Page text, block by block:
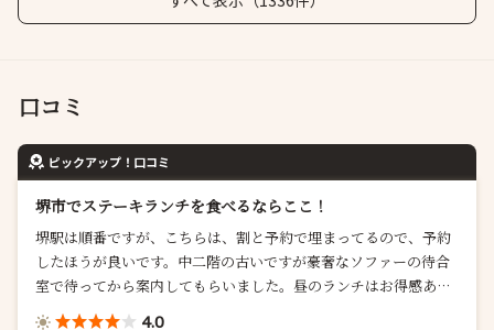
口コミ
ピックアップ！口コミ
堺市でステーキランチを食べるならここ！
堺駅は順番ですが、こちらは、割と予約で埋まってるので、予約
したほうが良いです。中二階の古いですが豪奢なソファーの待合
室で待ってから案内してもらいました。昼のランチはお得感ある
メニューでした。 ヒレとロースの両方食べられる、匠ランチで。
4.0